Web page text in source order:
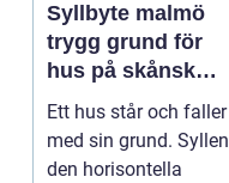
Syllbyte malmö
trygg grund för
hus på skånsk
mark
Ett hus står och faller
med sin grund. Syllen
den horisontella